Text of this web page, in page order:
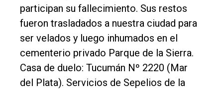
participan su fallecimiento. Sus restos
fueron trasladados a nuestra ciudad para
ser velados y luego inhumados en el
cementerio privado Parque de la Sierra.
Casa de duelo: Tucumán Nº 2220 (Mar
del Plata). Servicios de Sepelios de la